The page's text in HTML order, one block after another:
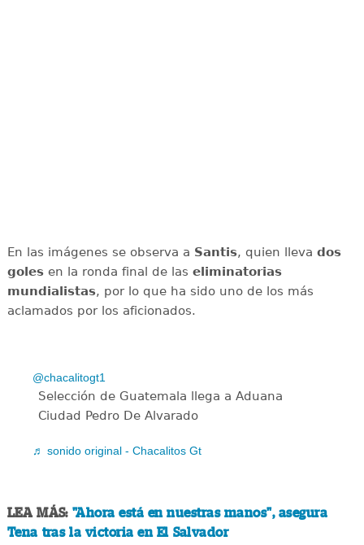
En las imágenes se observa a Santis, quien lleva dos
golesen la ronda final de las eliminatorias
mundialistas, por lo que ha sido uno de los más
aclamados por los aficionados.
@chacalitogt1
Selección de Guatemala llega a Aduana
Ciudad Pedro De Alvarado
♬ sonido original - Chacalitos Gt
LEA MÁS: "Ahora está en nuestras manos", asegura
Tena tras la victoria en El Salvador